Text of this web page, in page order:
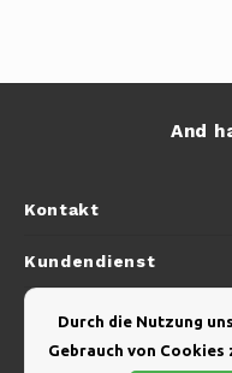
Kontakt
And
Kundendienst
Mein Konto
Durch die Nutzung
Gebrauch von Cookies